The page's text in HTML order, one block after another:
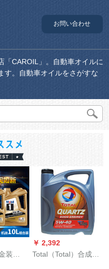
お問い合わせ
「CAROIL」。自動車オイルに
す。自動車オイルをさがすな
装
￥ 2,392
Total（Total）合成O